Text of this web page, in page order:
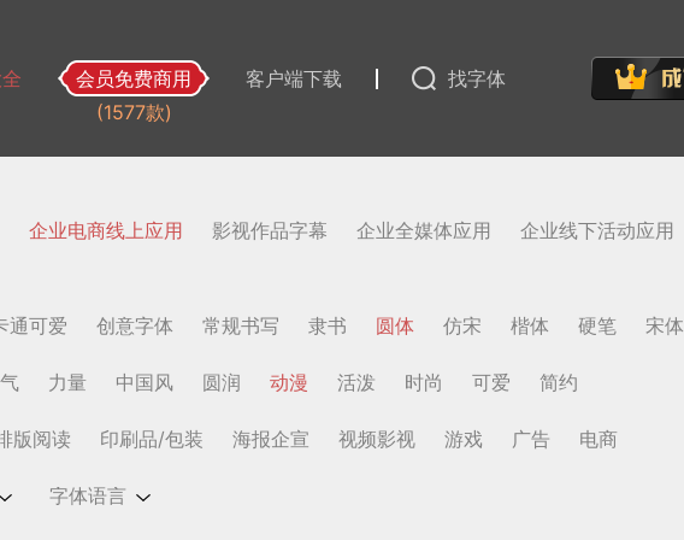
会员免费商用
(1577款)
客户端下载 找字体
企业电商线上应用 影视作品字幕 企业全媒体应用 企业线下活动应用
通可爱 创意字体 常规书写 隶书 圆体 仿宋 楷体 硬笔 宋体
力量 中国风 圆润 动漫 活泼 时尚 可爱 简约
版阅读 印刷品/包装 海报企宣 视频影视 游戏 广告 电商
字体语言